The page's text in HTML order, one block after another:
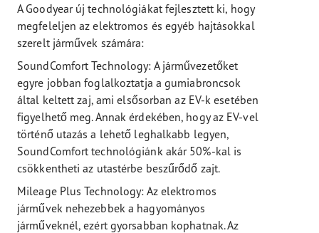
A Goodyear új technológiákat fejlesztett ki, hogy
megfeleljen az elektromos és egyéb hajtásokkal
szerelt járművek számára:
SoundComfort Technology: A járművezetőket
egyre jobban foglalkoztatja a gumiabroncsok
által keltett zaj, ami elsősorban az EV-k esetében
figyelhető meg. Annak érdekében, hogy az EV-vel
történő utazás a lehető leghalkabb legyen,
SoundComfort technológiánk akár 50%-kal is
csökkentheti az utastérbe beszűrődő zajt.
Mileage Plus Technology: Az elektromos
járművek nehezebbek a hagyományos
járműveknél, ezért gyorsabban kophatnak. Az